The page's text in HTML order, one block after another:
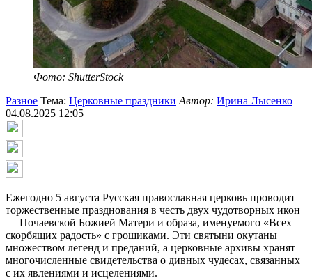
Фото: ShutterStock
Разное Тема: Церковные праздники Автор: Ирина Лысенко
04.08.2025 12:05
Ежегодно 5 августа Русская православная церковь проводит
торжественные празднования в честь двух чудотворных икон
— Почаевской Божией Матери и образа, именуемого «Всех
скорбящих радость» с грошиками. Эти святыни окутаны
множеством легенд и преданий, а церковные архивы хранят
многочисленные свидетельства о дивных чудесах, связанных
с их явлениями и исцелениями.